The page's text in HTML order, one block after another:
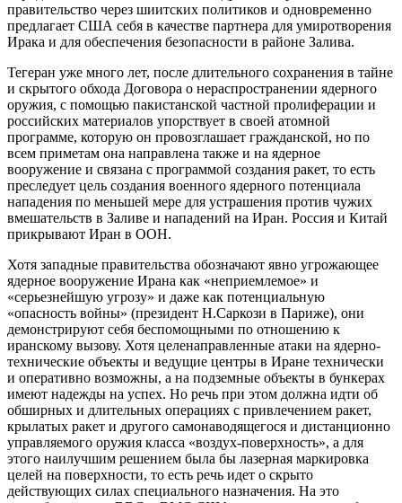
правительство через шиитских политиков и одновременно
предлагает США себя в качестве партнера для умиротворения
Ирака и для обеспечения безопасности в районе Залива.
Тегеран уже много лет, после длительного сохранения в тайне
и скрытого обхода Договора о нераспространении ядерного
оружия, с помощью пакистанской частной пролиферации и
российских материалов упорствует в своей атомной
программе, которую он провозглашает гражданской, но по
всем приметам она направлена также и на ядерное
вооружение и связана с программой создания ракет, то есть
преследует цель создания военного ядерного потенциала
нападения по меньшей мере для устрашения против чужих
вмешательств в Заливе и нападений на Иран. Россия и Китай
прикрывают Иран в ООН.
Хотя западные правительства обозначают явно угрожающее
ядерное вооружение Ирана как «неприемлемое» и
«серьезнейшую угрозу» и даже как потенциальную
«опасность войны» (президент Н.Саркози в Париже), они
демонстрируют себя беспомощными по отношению к
иранскому вызову. Хотя целенаправленные атаки на ядерно-
технические объекты и ведущие центры в Иране технически
и оперативно возможны, а на подземные объекты в бункерах
имеют надежды на успех. Но речь при этом должна идти об
обширных и длительных операциях с привлечением ракет,
крылатых ракет и другого самонаводящегося и дистанционно
управляемого оружия класса «воздух-поверхность», а для
этого наилучшим решением была бы лазерная маркировка
целей на поверхности, то есть речь идет о скрыто
действующих силах специального назначения. На это